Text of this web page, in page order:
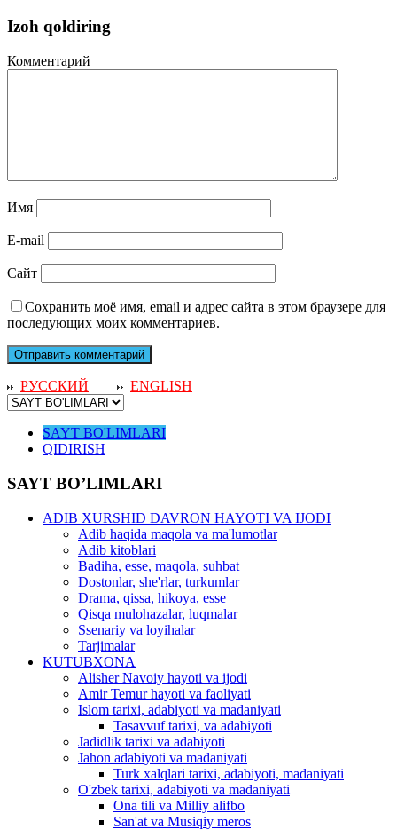
Izoh qoldiring
Комментарий
Имя
E-mail
Сайт
Сохранить моё имя, email и адрес сайта в этом браузере для
последующих моих комментариев.
РУССКИЙ ENGLISH
SAYT BO'LIMLARI
QIDIRISH
SAYT BO’LIMLARI
ADIB XURSHID DAVRON HAYOTI VA IJODI
Adib haqida maqola va ma'lumotlar
Adib kitoblari
Badiha, esse, maqola, suhbat
Dostonlar, she'rlar, turkumlar
Drama, qissa, hikoya, esse
Qisqa mulohazalar, luqmalar
Ssenariy va loyihalar
Tarjimalar
KUTUBXONA
Alisher Navoiy hayoti va ijodi
Amir Temur hayoti va faoliyati
Islom tarixi, adabiyoti va madaniyati
Tasavvuf tarixi, va adabiyoti
Jadidlik tarixi va adabiyoti
Jahon adabiyoti va madaniyati
Turk xalqlari tarixi, adabiyoti, madaniyati
O'zbek tarixi, adabiyoti va madaniyati
Ona tili va Milliy alifbo
San'at va Musiqiy meros